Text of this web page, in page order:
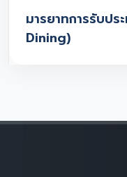
มารยาทการรับปร
Dining)